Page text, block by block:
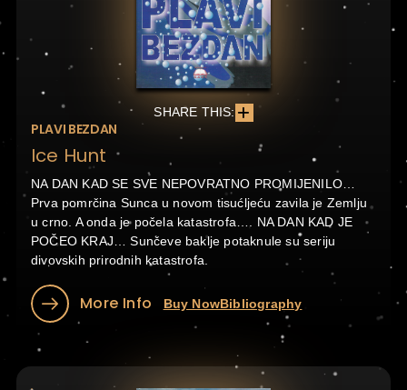
SHARE THIS:
PLAVI BEZDAN
Ice Hunt
NA DAN KAD SE SVE NEPOVRATNO PROMIJENILO…
Prva pomrčina Sunca u novom tisućljeću zavila je Zemlju
u crno. A onda je počela katastrofa…. NA DAN KAD JE
POČEO KRAJ… Sunčeve baklje potaknule su seriju
divovskih prirodnih katastrofa.
More Info Buy NowBibliography